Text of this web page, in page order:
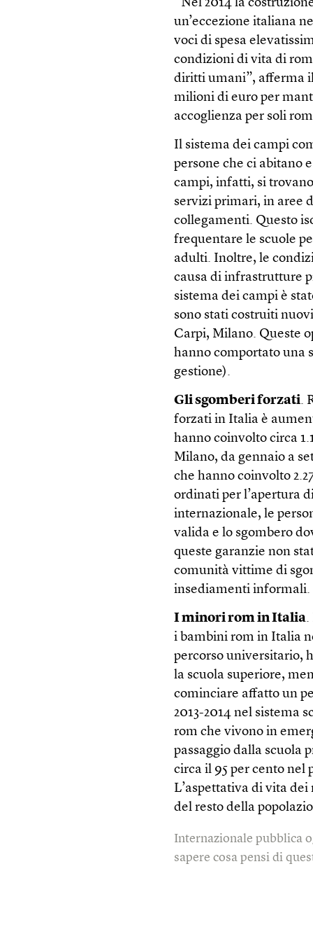
“Nel 2014 la
un’eccezione italiana
voci di spesa
condizioni di vita di
diritti umani”, afferma il
milioni di euro per
accoglienza per soli
Il sistema dei campi
persone che ci abitano
campi, infatti, si
servizi primari, in aree
collegamenti. Questo
frequentare le scuole
adulti. Inoltre, le
causa di infrastrutture
sistema dei campi è
sono stati costruiti
Carpi, Milano. Queste
hanno comportato una
gestione).
Gli sgomberi forzati.
forzati in Italia è
hanno coinvolto circa
Milano, da gennaio a
che hanno coinvolto
ordinati per l’apertura
internazionale, le
valida e lo sgombero
queste garanzie non
comunità vittime di
insediamenti informali.
I minori rom in Italia.
i bambini rom in Italia
percorso universitario,
la scuola superiore,
cominciare affatto un
2013-2014 nel sistema
rom che vivono in
passaggio dalla scuola
circa il 95 per cento nel
L’aspettativa di vita
del resto della
Internazionale pubblica
sapere cosa pensi di